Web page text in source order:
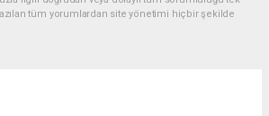
tüm yorumlardan site yönetimi hiçbir şekilde